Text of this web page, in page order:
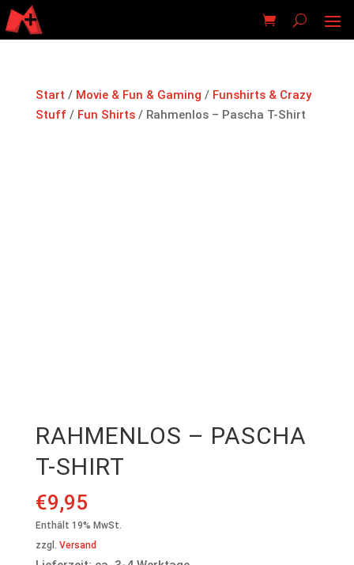
Start / Movie & Fun & Gaming / Funshirts & Crazy
Stuff/ Fun Shirts/ Rahmenlos – Pascha T-Shirt
RAHMENLOS – PASCHA
T-SHIRT
€9,95
Enthält 19% MwSt.
zzgl. Versand